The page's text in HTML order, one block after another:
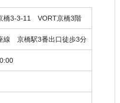
橋3-3-11 VORT京橋3階
線 京橋駅3番出口徒歩3分